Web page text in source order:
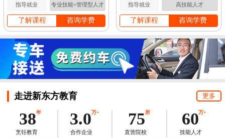
指导就业 专业技能+管理型人才
了解课程 咨询学费
指导就业 高技能人才
了解课程 咨询学费
走进新东方教育 更多
38年
烹饪教育
3.0万+
合作企业
75所
直营院校
60万+
技能人才